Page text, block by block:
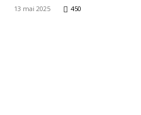
13 mai 2025 450